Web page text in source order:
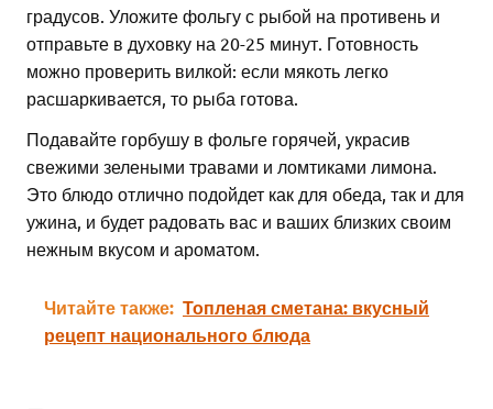
градусов. Уложите фольгу с рыбой на противень и
отправьте в духовку на 20-25 минут. Готовность
можно проверить вилкой: если мякоть легко
расшаркивается, то рыба готова.
Подавайте горбушу в фольге горячей, украсив
свежими зелеными травами и ломтиками лимона.
Это блюдо отлично подойдет как для обеда, так и для
ужина, и будет радовать вас и ваших близких своим
нежным вкусом и ароматом.
Читайте также: Топленая сметана: вкусный
рецепт национального блюда